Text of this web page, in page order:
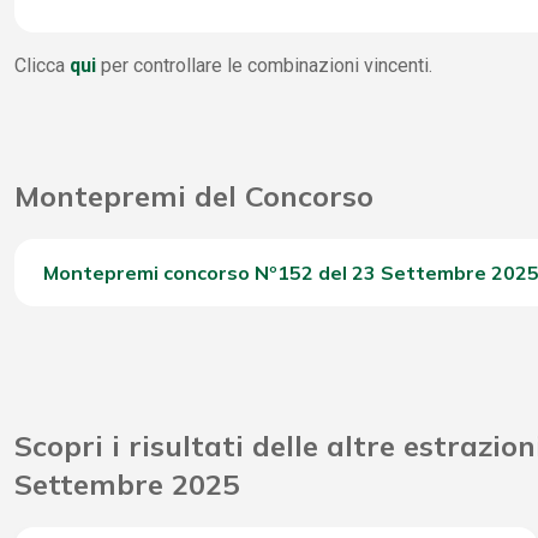
3 Stella
1 Stella
0 Stella
Clicca qui per controllare le combinazioni vincenti.
Montepremi del Concorso
Montepremi concorso Nº152 del 23 Settembre 2025
Attribuzione da D.D: 2011/49938/Giochi/Ena del 16/12/
Scopri i risultati delle altre
Settembre 2025